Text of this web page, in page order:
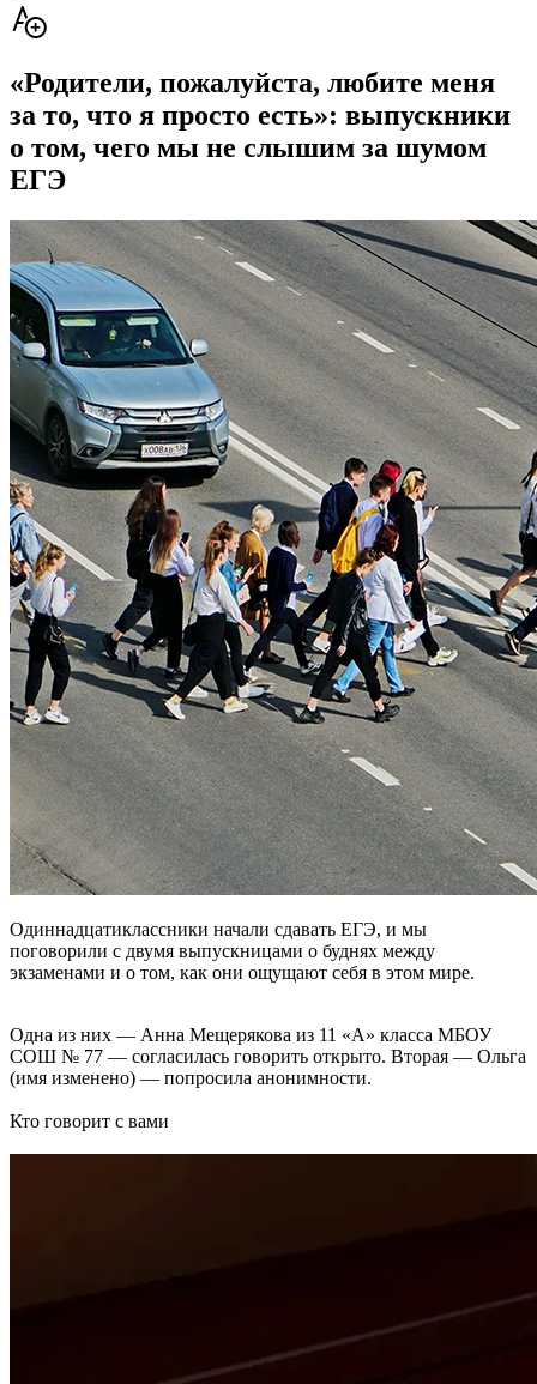
«Родители, пожалуйста, любите меня
за то, что я просто есть»: выпускники
о том, чего мы не слышим за шумом
ЕГЭ
Одиннадцатиклассники начали сдавать ЕГЭ, и мы
поговорили с двумя выпускницами о буднях между
экзаменами и о том, как они ощущают себя в этом мире.
Одна из них — Анна Мещерякова из 11 «А» класса МБОУ
СОШ № 77 — согласилась говорить открыто. Вторая — Ольга
(имя изменено) — попросила анонимности.
Кто говорит с вами